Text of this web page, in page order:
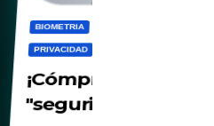
BIOMETRIA
PRIVACIDAD
¡Cómpra un
"seguridad"!